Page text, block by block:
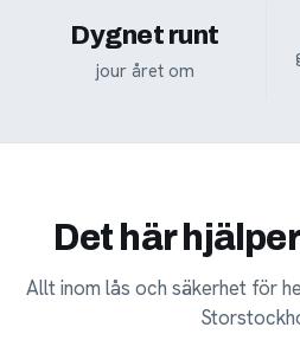
Dygnet runt
jour året om
Det här
Allt inom lås och säkerhet för